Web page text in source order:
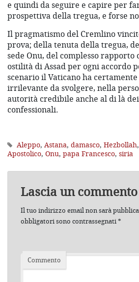
e quindi da seguire e capire per
prospettiva della tregua, e forse
Il pragmatismo del Cremlino
prova; della tenuta della tregua,
sede Onu, del complesso rapporto
ostilità di Assad per ogni accordo
scenario il Vaticano ha
irrilevante da svolgere, nella
autorità credibile anche al di là
confessionali.
Aleppo, Astana, damasco, Hezbollah,
Apostolico, Onu, papa Francesco, siria
Lascia un commento
Il tuo indirizzo email non sarà
obbligatori sono contrassegnati*
Commento